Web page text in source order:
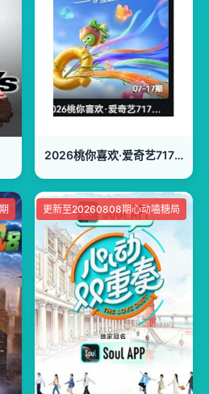
2026桃你喜欢·爱奇艺717会员节——IP互动嘉年华
更新至20260808期心动嗑糖局